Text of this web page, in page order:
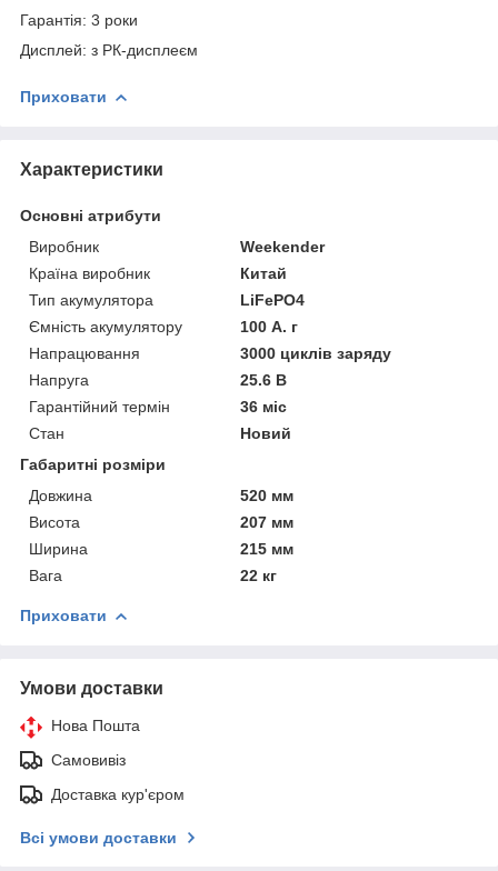
Гарантія: 3 роки
Дисплей: з РК-дисплеєм
Приховати
Характеристики
Основні атрибути
Виробник
Weekender
Країна виробник
Китай
Тип акумулятора
LiFePO4
Ємність акумулятору
100 А. г
Напрацювання
3000 циклів заряду
Напруга
25.6 В
Гарантійний термін
36 міс
Стан
Новий
Габаритні розміри
Довжина
520 мм
Висота
207 мм
Ширина
215 мм
Вага
22 кг
Приховати
Умови доставки
Нова Пошта
Самовивіз
Доставка кур'єром
Всі умови доставки